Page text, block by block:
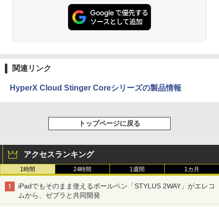
関連リンク
HyperX Cloud Stinger Coreシリーズの製品情報
トップページに戻る
アクセスランキング
1時間 24時間 1週間 1カ月
iPadでもそのまま使えるボールペン「STYLUS 2WAY」がエレコ
ムから、ゼブラと共同開発